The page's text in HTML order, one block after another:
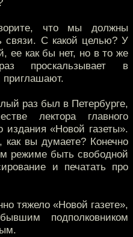
что мы должны
связи. С какой целью? У
ее как бы нет, но в то же
проскальзывает в
приглашают.
раз был в Петербурге,
лектора главного
издания «Новой газеты».
как вы думаете? Конечно
режиме быть свободной
и печатать про
тяжело «Новой газете»,
подполковником